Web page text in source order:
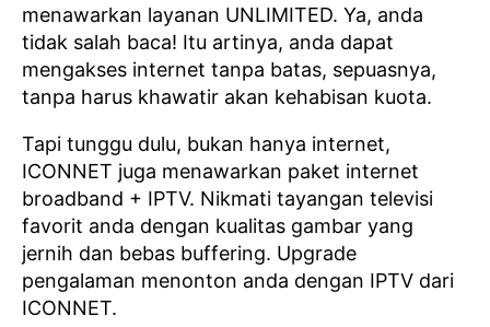
menawarkan layanan UNLIMITED. Ya, anda
tidak salah baca! Itu artinya, anda dapat
mengakses internet tanpa batas, sepuasnya,
tanpa harus khawatir akan kehabisan kuota.
Tapi tunggu dulu, bukan hanya internet,
ICONNET juga menawarkan paket internet
broadband + IPTV. Nikmati tayangan televisi
favorit anda dengan kualitas gambar yang
jernih dan bebas buffering. Upgrade
pengalaman menonton anda dengan IPTV dari
ICONNET.